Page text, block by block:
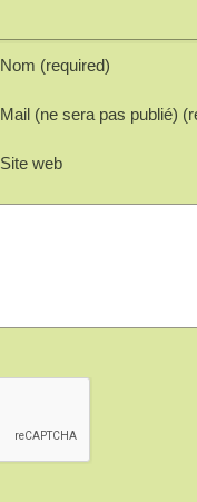
Nom (required)
Mail (ne sera pas publié)
Site web